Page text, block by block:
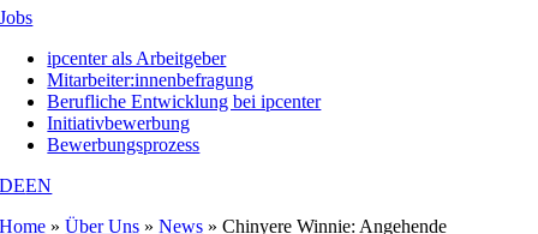
Jobs
ipcenter als Arbeitgeber
Mitarbeiter:innenbefragung
Berufliche Entwicklung bei ipcenter
Initiativbewerbung
Bewerbungsprozess
DEEN
Home »Über Uns »News »Chinyere Winnie: Angehende